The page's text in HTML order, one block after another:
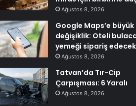
Ağustos 8, 2026
Google Maps’e büyük
değişiklik: Oteli
yemeği sipariş edecek
Ağustos 8, 2026
Tatvan’da Tır-Cip
Çarpışması: 6 Yaralı
Ağustos 8, 2026